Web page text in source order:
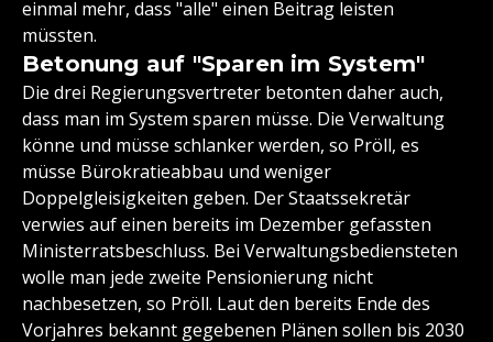
einmal mehr, dass "alle" einen Beitrag leisten
müssten.
Betonung auf "Sparen im System"
Die drei Regierungsvertreter betonten daher auch,
dass man im System sparen müsse. Die Verwaltung
könne und müsse schlanker werden, so Pröll, es
müsse Bürokratieabbau und weniger
Doppelgleisigkeiten geben. Der Staatssekretär
verwies auf einen bereits im Dezember gefassten
Ministerratsbeschluss. Bei Verwaltungsbediensteten
wolle man jede zweite Pensionierung nicht
nachbesetzen, so Pröll. Laut den bereits Ende des
Vorjahres bekannt gegebenen Plänen sollen bis 2030